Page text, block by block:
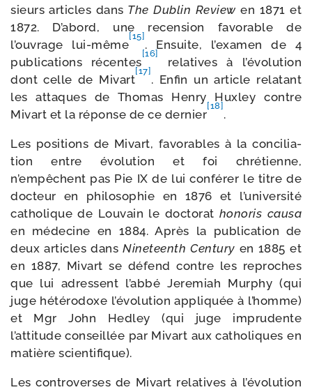
sieurs articles dans The Dublin Review en 1871 et
1872. D’abord, une recen­sion favo­rable de
l’ouvrage lui-​même
[15]
. Ensuite, l’examen de 4
publi­ca­tions récentes
[16]
rela­tives à l’évolution
dont celle de Mivart
[17]
. Enfin un article rela­tant
les attaques de Thomas Henry Huxley contre
Mivart et la réponse de ce der­nier
[18]
.
Les posi­tions de Mivart, favo­rables à la conci­lia­
tion entre évo­lu­tion et foi chré­tienne,
n’empêchent pas Pie IX de lui confé­rer le titre de
doc­teur en phi­lo­so­phie en 1876 et l’université
catho­lique de Louvain le doc­to­rat hono­ris cau­sa
en méde­cine en 1884. Après la publi­ca­tion de
deux articles dansNineteenth Century en 1885 et
en 1887, Mivart se défend contre les reproches
que lui adressent l’abbé Jeremiah Murphy (qui
juge hété­ro­doxe l’évolution appli­quée à l’homme)
et Mgr John Hedley (qui juge impru­dente
l’attitude conseillée par Mivart aux catho­liques en
matière scientifique).
Les contro­verses de Mivart rela­tives à l’évolution